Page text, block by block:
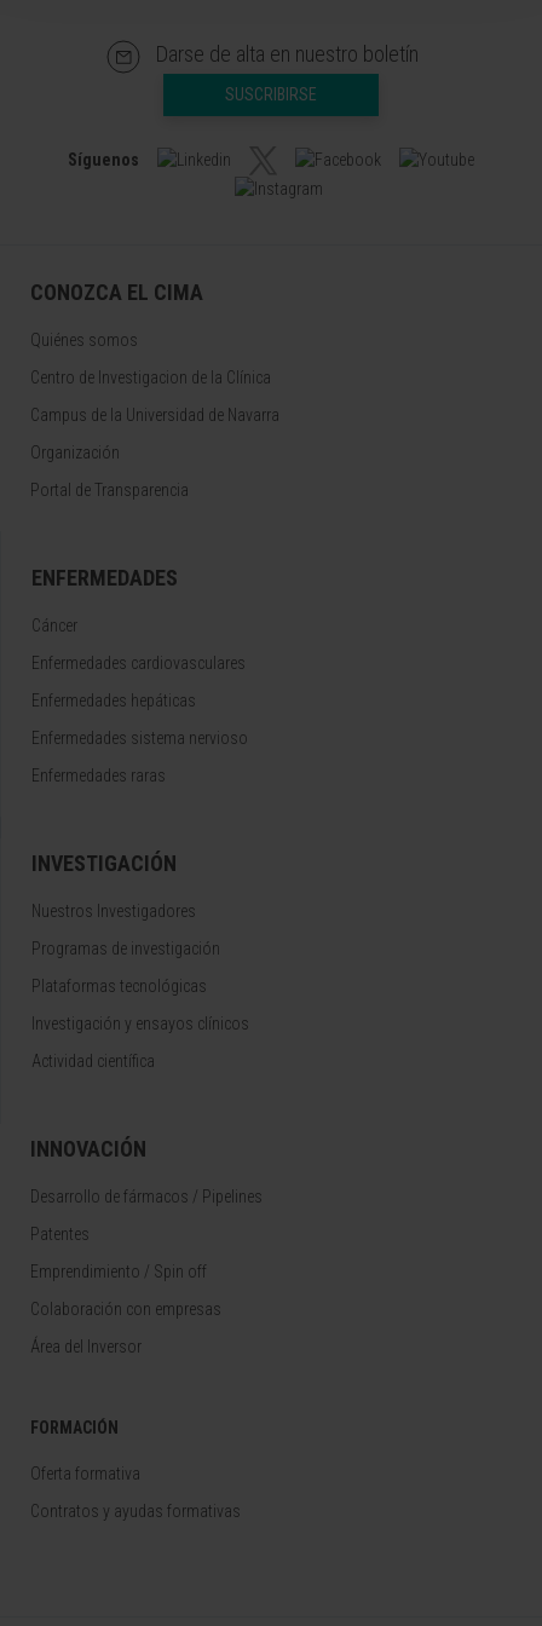
Darse de alta en nuestro boletín
SUSCRIBIRSE
Síguenos
CONOZCA EL CIMA
Quiénes somos
Centro de Investigacion de la Clínica
Campus de la Universidad de Navarra
Organización
Portal de Transparencia
ENFERMEDADES
Cáncer
Enfermedades cardiovasculares
Enfermedades hepáticas
Enfermedades sistema nervioso
Enfermedades raras
INVESTIGACIÓN
Nuestros Investigadores
Programas de investigación
Plataformas tecnológicas
Investigación y ensayos clínicos
Actividad científica
INNOVACIÓN
Desarrollo de fármacos / Pipelines
Patentes
Emprendimiento / Spin off
Colaboración con empresas
Área del Inversor
FORMACIÓN
Oferta formativa
Contratos y ayudas formativas